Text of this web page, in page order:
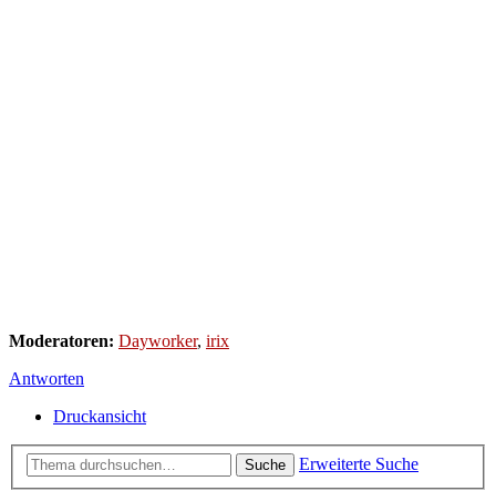
Moderatoren: Dayworker, irix
Antworten
Druckansicht
Suche
Erweiterte Suche